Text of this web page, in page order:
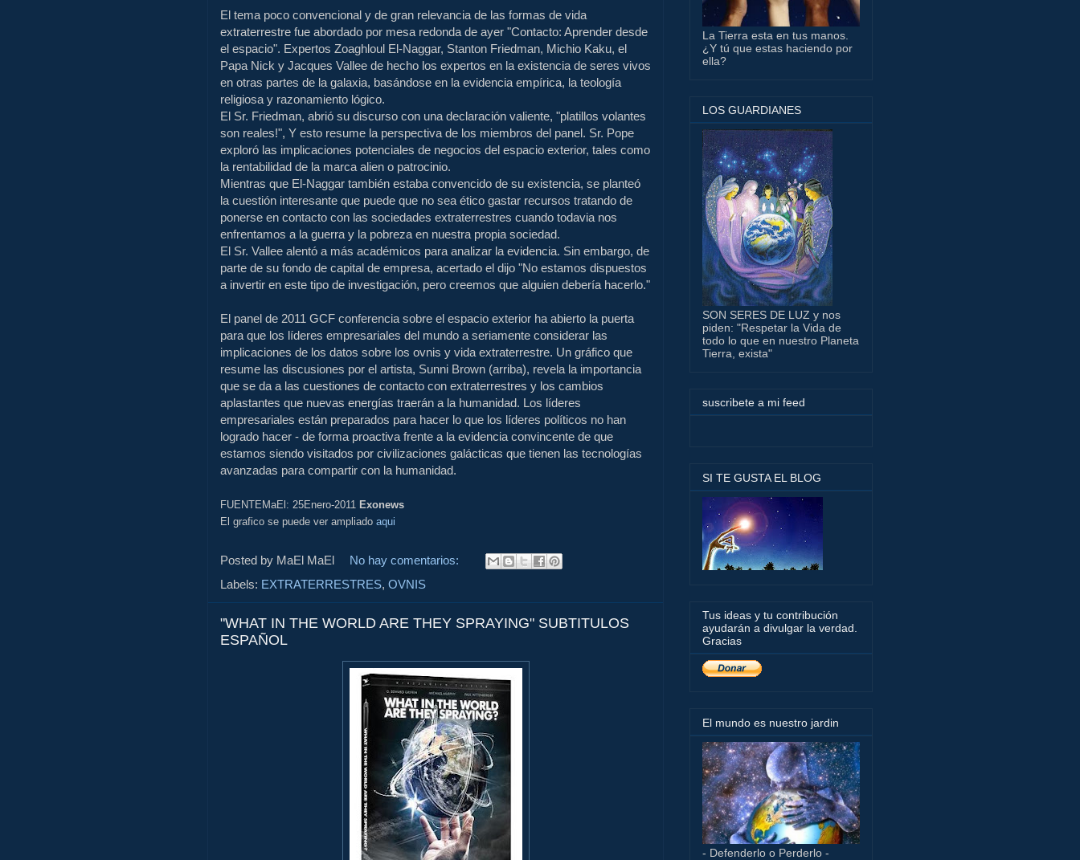
El tema poco convencional y de gran relevancia de las formas de vida
extraterrestre fue abordado por mesa redonda de ayer "Contacto: Aprender desde
el espacio". Expertos Zoaghloul El-Naggar, Stanton Friedman, Michio Kaku, el
Papa Nick y Jacques Vallee de hecho los expertos en la existencia de seres vivos
en otras partes de la galaxia, basándose en la evidencia empírica, la teología
religiosa y razonamiento lógico.
El Sr. Friedman, abrió su discurso con una declaración valiente, "platillos volantes
son reales!", Y esto resume la perspectiva de los miembros del panel. Sr. Pope
exploró las implicaciones potenciales de negocios del espacio exterior, tales como
la rentabilidad de la marca alien o patrocinio.
Mientras que El-Naggar también estaba convencido de su existencia, se planteó
la cuestión interesante que puede que no sea ético gastar recursos tratando de
ponerse en contacto con las sociedades extraterrestres cuando todavia nos
enfrentamos a la guerra y la pobreza en nuestra propia sociedad.
El Sr. Vallee alentó a más académicos para analizar la evidencia. Sin embargo, de
parte de su fondo de capital de empresa, acertado el dijo "No estamos dispuestos
a invertir en este tipo de investigación, pero creemos que alguien debería hacerlo."
El panel de 2011 GCF conferencia sobre el espacio exterior ha abierto la puerta
para que los líderes empresariales del mundo a seriamente considerar las
implicaciones de los datos sobre los ovnis y vida extraterrestre. Un gráfico que
resume las discusiones por el artista, Sunni Brown (arriba), revela la importancia
que se da a las cuestiones de contacto con extraterrestres y los cambios
aplastantes que nuevas energías traerán a la humanidad. Los líderes
empresariales están preparados para hacer lo que los líderes políticos no han
logrado hacer - de forma proactiva frente a la evidencia convincente de que
estamos siendo visitados por civilizaciones galácticas que tienen las tecnologías
avanzadas para compartir con la humanidad.
FUENTEMaEl: 25Enero-2011 Exonews
El grafico se puede ver ampliado aqui
Posted by MaEl MaEl
No hay comentarios:
Labels: EXTRATERRESTRES, OVNIS
"WHAT IN THE WORLD ARE THEY SPRAYING" SUBTITULOS
ESPAÑOL
La Tierra esta en tus manos.
¿Y tú que estas haciendo por
ella?
LOS GUARDIANES
SON SERES DE LUZ y nos
piden: "Respetar la Vida de
todo lo que en nuestro Planeta
Tierra, exista"
suscribete a mi feed
SI TE GUSTA EL BLOG
Tus ideas y tu contribución
ayudarán a divulgar la verdad.
Gracias
El mundo es nuestro jardin
- Defenderlo o Perderlo -